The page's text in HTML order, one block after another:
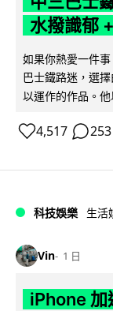
水撥識郁
如果你熱愛一件
巴士鐵路迷，選
以運作的作品。
4,517 253
科技娛樂 生活
Vin 1 日
iPhone 加